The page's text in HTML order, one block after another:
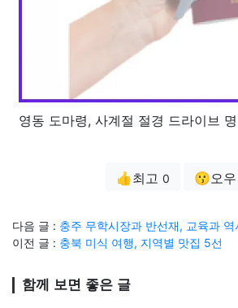
영동 도마령, 사계절 절경 드라이브
👍최고 0 😗오우
다음 글 : 충주 무학시장과 반선재, 교육과 역
이전 글 : 충북 미식 여행, 지역별 맛집 5선
함께 보면 좋은 글